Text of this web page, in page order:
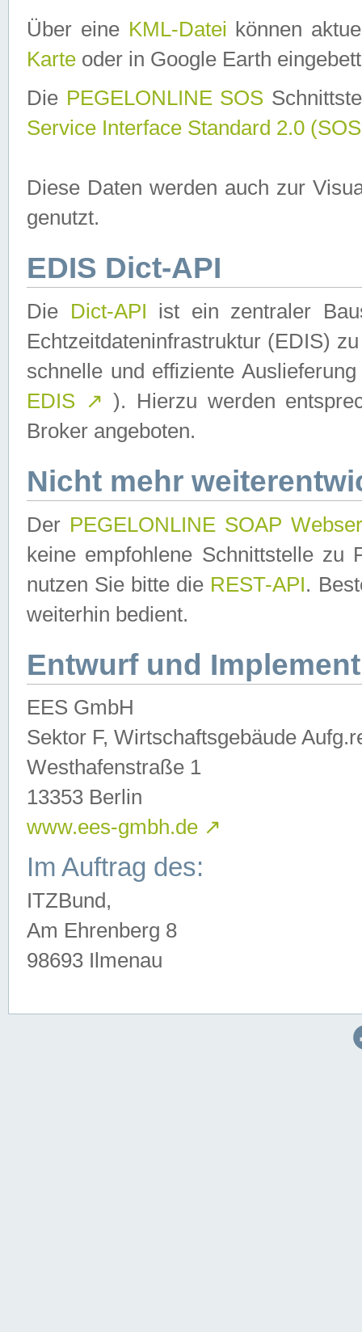
Über eine KML-Datei können
Karte oder in Google Earth
Die PEGELONLINE SOS
Service Interface Standard 2.0
Diese Daten werden auch zur
genutzt.
EDIS Dict-API
Die Dict-API ist ein zentraler
Echtzeitdateninfrastruktur (EDIS)
schnelle und effiziente
EDIS ↗ ). Hierzu werden
Broker angeboten.
Nicht mehr
Der PEGELONLINE SOAP
keine empfohlene Schnittstelle zu
nutzen Sie bitte die REST-API.
weiterhin bedient.
Entwurf und
EES GmbH
Sektor F, Wirtschaftsgebäude
Westhafenstraße 1
13353 Berlin
www.ees-gmbh.de ↗
Im Auftrag des:
ITZBund,
Am Ehrenberg 8
98693 Ilmenau